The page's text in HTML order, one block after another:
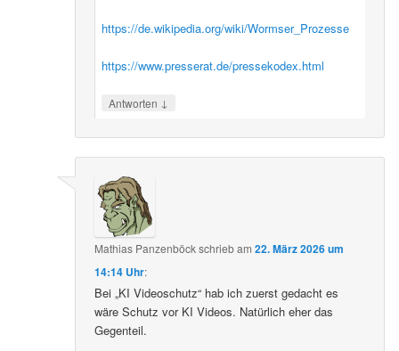
https://de.wikipedia.org/wiki/Wormser_Prozesse
https://www.presserat.de/pressekodex.html
Antworten ↓
Mathias Panzenböckschriebam22. März 2026 um
14:14 Uhr:
Bei „KI Videoschutz“ hab ich zuerst gedacht es
wäre Schutz vor KI Videos. Natürlich eher das
Gegenteil.